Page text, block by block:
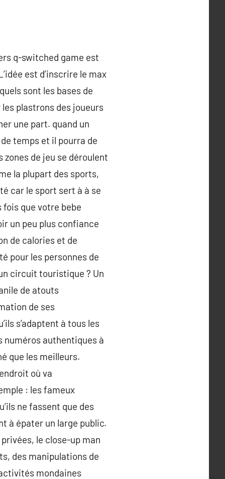
q-switched game est
est d’inscrire le max
sont les bases de
plastrons des joueurs
une part. quand un
temps et il pourra de
zones de jeu se déroulent
la plupart des sports,
car le sport sert à à se
fois que votre bebe
un peu plus confiance
de calories et de
pour les personnes de
circuit touristique ? Un
de atouts
de ses
s’adaptent à tous les
numéros authentiques à
que les meilleurs.
où va
: les fameux
ne fassent que des
à épater un large public.
le close-up man
des manipulations de
mondaines